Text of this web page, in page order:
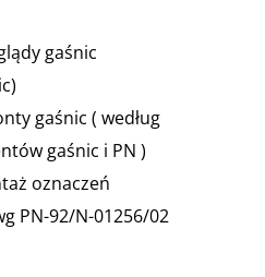
gaśnic
gaśnic ( według
gaśnic i PN )
oznaczeń
PN-92/N-01256/02